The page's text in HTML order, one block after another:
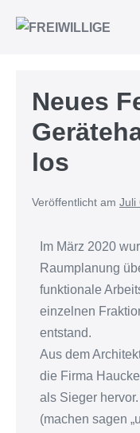
Neues
los
Veröffentlicht am Juli
Im März 2020
Raumplanung
funktionale
einzelnen
entstand.
Aus dem
die Firma
als Sieger
(machen sagen